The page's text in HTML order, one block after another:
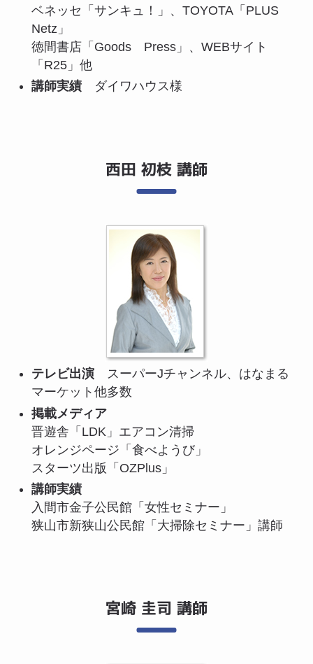
ベネッセ「サンキュ！」、TOYOTA「PLUS
Netz」
徳間書店「Goods Press」、WEBサイト
「R25」他
講師実績ダイワハウス様
西田 初枝 講師
テレビ出演スーパーJチャンネル、はなまる
マーケット他多数
掲載メディア
晋遊舎「LDK」エアコン清掃
オレンジページ「食べようび」
スターツ出版「OZPlus」
講師実績
入間市金子公民館「女性セミナー」
狭山市新狭山公民館「大掃除セミナー」講師
宮崎 圭司 講師